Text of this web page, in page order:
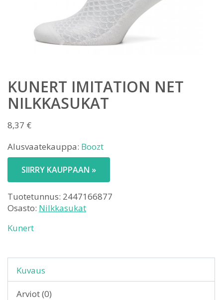
KUNERT IMITATION NET
NILKKASUKAT
8,37 €
Alusvaatekauppa: Boozt
SIIRRY KAUPPAAN »
Tuotetunnus: 2447166877
Osasto: Nilkkasukat
Kunert
Kuvaus
Arviot (0)